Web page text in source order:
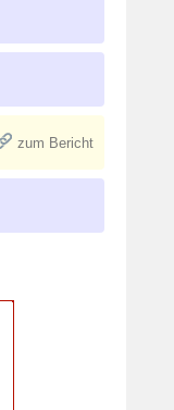
zum Bericht